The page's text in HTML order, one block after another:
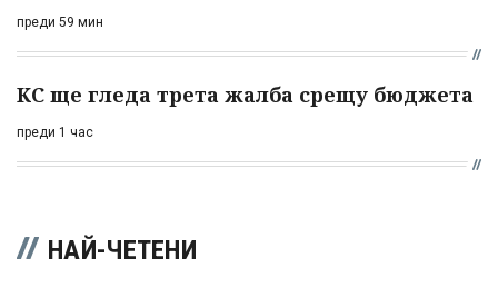
преди 59 мин
КС ще гледа трета жалба срещу бюджета
преди 1 час
НАЙ-ЧЕТЕНИ